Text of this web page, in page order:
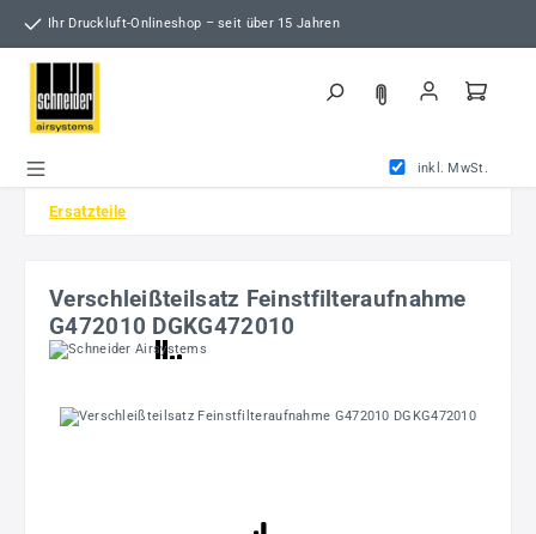
Zum Hauptinhalt springen
Ihr Druckluft-Onlineshop – seit über 15 Jahren
inkl. MwSt.
Ersatzteile
Verschleißteilsatz Feinstfilteraufnahme
G472010 DGKG472010
Bildergalerie überspringen